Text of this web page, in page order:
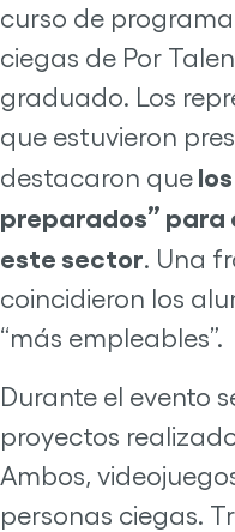
curso de
ciegas de Por
graduado. Los
que estuvieron
destacaron que
preparados” para
este sector. Una
coincidieron los
“más empleables”.
Durante el evento
proyectos
Ambos,
personas ciegas.